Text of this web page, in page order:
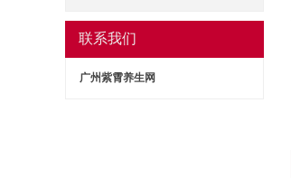
联系我们
广州紫霄养生网